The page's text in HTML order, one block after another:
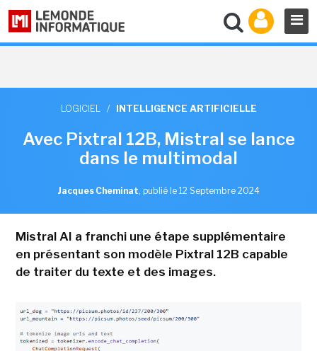
LOGICIEL / INTELLIGENCE ARTIFICIELLE
Avec Pixtral 12B, Mistral se lance
dans le multimodal
Jacques Cheminat, publié le 12 Septembre 2024
Mistral AI a franchi une étape supplémentaire
en présentant son modèle Pixtral 12B capable
de traiter du texte et des images.